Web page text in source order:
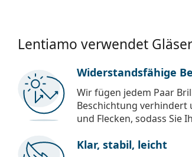
Lentiamo verwendet
Widerstandsfähige
Wir fügen jedem Paar
Beschichtung verhindert
und Flecken, sodass Sie
Klar, stabil, leicht